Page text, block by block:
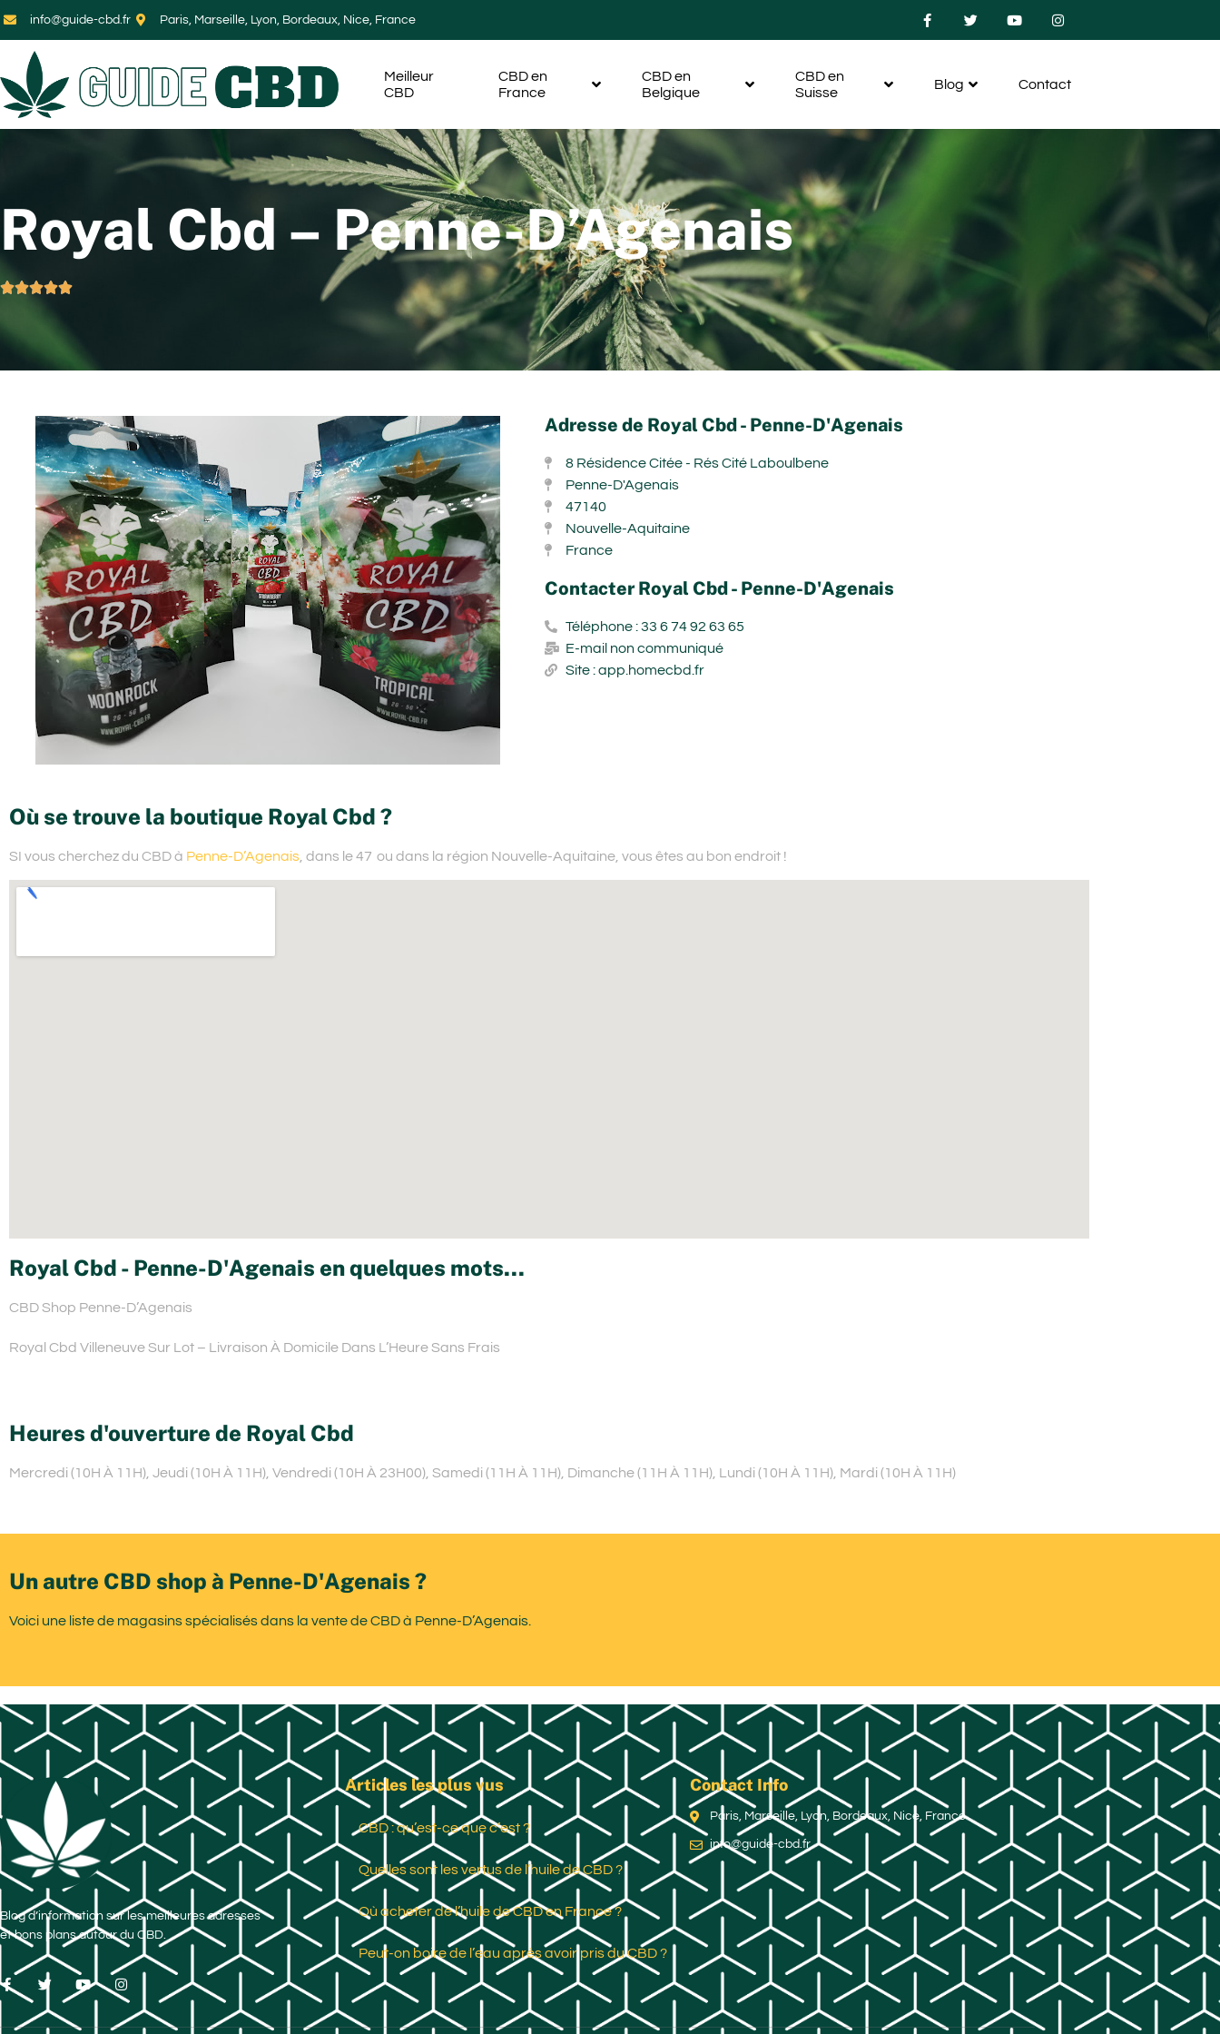
info@guide-cbd.fr Paris, Marseille, Lyon, Bordeaux, Nice, France
Meilleur
CBD
CBD en
France
CBD en
Belgique
CBD en
Suisse
Blog Contact
Royal Cbd – Penne-D’Agenais

Adresse de Royal Cbd - Penne-D'Agenais
8 Résidence Citée - Rés Cité Laboulbene
Penne-D'Agenais
47140
Nouvelle-Aquitaine
France
Contacter Royal Cbd - Penne-D'Agenais
Téléphone : 33 6 74 92 63 65
E-mail non communiqué
Site : app.homecbd.fr
Où se trouve la boutique Royal Cbd ?
SI vous cherchez du CBD à Penne-D’Agenais , dans le 47 ou dans la région Nouvelle-Aquitaine, vous êtes au bon endroit !
Royal Cbd - Penne-D'Agenais en quelques mots...
CBD Shop Penne-D’Agenais
Royal Cbd Villeneuve Sur Lot – Livraison À Domicile Dans L’Heure Sans Frais
Heures d'ouverture de Royal Cbd
Mercredi (10H À 11H), Jeudi (10H À 11H), Vendredi (10H À 23H00), Samedi (11H À 11H), Dimanche (11H À 11H), Lundi (10H À 11H), Mardi (10H À 11H)
Un autre CBD shop à Penne-D'Agenais ?
Voici une liste de magasins spécialisés dans la vente de CBD à Penne-D’Agenais.
Blog d’information sur les meilleures adresses
et bons plans autour du CBD.
Articles les plus vus
CBD : qu’est-ce que c’est ?
Quelles sont les vertus de l’huile de CBD ?
Où acheter de l’huile de CBD en France ?
Peut-on boire de l’eau après avoir pris du CBD ?
Contact Info
Paris, Marseille, Lyon, Bordeaux, Nice, France
info@guide-cbd.fr